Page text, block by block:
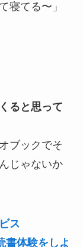
寝てる〜」
ると思って
ブックでそ
じゃないか
ス
書体験をしよ